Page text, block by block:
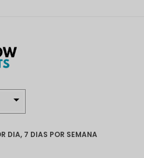
DIA, 7 DIAS POR SEMANA